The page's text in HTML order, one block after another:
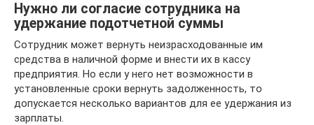
Нужно ли согласие сотрудника на
удержание подотчетной суммы
Сотрудник может вернуть неизрасходованные им
средства в наличной форме и внести их в кассу
предприятия. Но если у него нет возможности в
установленные сроки вернуть задолженность, то
допускается несколько вариантов для ее удержания из
зарплаты.